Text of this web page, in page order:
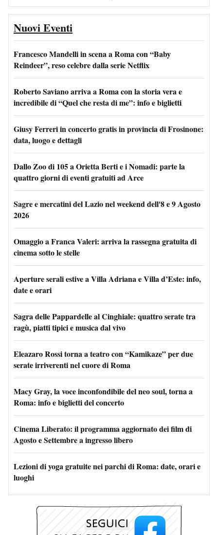
Nuovi Eventi
Francesco Mandelli in scena a Roma con “Baby
Reindeer”, reso celebre dalla serie Netflix
Roberto Saviano arriva a Roma con la storia vera e
incredibile di “Quel che resta di me”: info e biglietti
Giusy Ferreri in concerto gratis in provincia di Frosinone:
data, luogo e dettagli
Dallo Zoo di 105 a Orietta Berti e i Nomadi: parte la
quattro giorni di eventi gratuiti ad Arce
Sagre e mercatini del Lazio nel weekend dell'8 e 9 Agosto
2026
Omaggio a Franca Valeri: arriva la rassegna gratuita di
cinema sotto le stelle
Aperture serali estive a Villa Adriana e Villa d’Este: info,
date e orari
Sagra delle Pappardelle al Cinghiale: quattro serate tra
ragù, piatti tipici e musica dal vivo
Eleazaro Rossi torna a teatro con “Kamikaze” per due
serate irriverenti nel cuore di Roma
Macy Gray, la voce inconfondibile del neo soul, torna a
Roma: info e biglietti del concerto
Cinema Liberato: il programma aggiornato dei film di
Agosto e Settembre a ingresso libero
Lezioni di yoga gratuite nei parchi di Roma: date, orari e
luoghi